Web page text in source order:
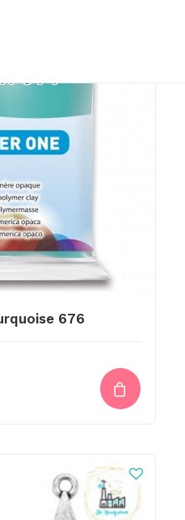
676